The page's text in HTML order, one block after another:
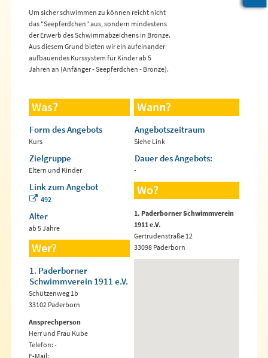
Um sicher schwimmen zu können reicht nicht
das "Seepferdchen" aus, sondern mindestens
der Erwerb des Schwimmabzeichens in Bronze.
Aus diesem Grund bieten wir ein aufeinander
aufbauendes Kurssystem für Kinder ab 5
Jahren an (Anfänger - Seepferdchen - Bronze).
Was?
Form des Angebots
Kurs
Zielgruppe
Eltern und Kinder
Link zum Angebot
492
Alter
ab 5 Jahre
Wer?
1. Paderborner
Schwimmverein 1911 e.V.
Schützenweg 1b
33102 Paderborn
Ansprechperson
Herr und Frau Kube
Telefon: -
E-Mail:
Wann?
Angebotszeitraum
Siehe Link
Dauer des Angebots:
-
Wo?
1. Paderborner Schwimmverein
1911 e.V.
Gertrudenstraße 12
33098 Paderborn